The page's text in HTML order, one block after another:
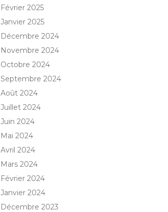
Février 2025
Janvier 2025
Décembre 2024
Novembre 2024
Octobre 2024
Septembre 2024
Août 2024
Juillet 2024
Juin 2024
Mai 2024
Avril 2024
Mars 2024
Février 2024
Janvier 2024
Décembre 2023